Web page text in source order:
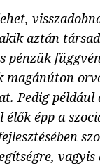
aztán
pénzük
magánúton
Pedig például
élők épp a